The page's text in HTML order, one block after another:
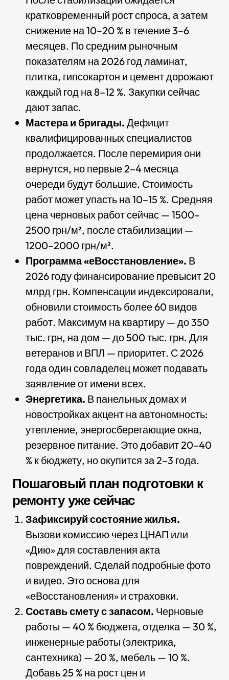
кратковременный рост спроса, а затем
снижение на 10–20 % в течение 3–6
месяцев. По средним рыночным
показателям на 2026 год ламинат,
плитка, гипсокартон и цемент дорожают
каждый год на 8–12 %. Закупки сейчас
дают запас.
Мастера и бригады. Дефицит
квалифицированных специалистов
продолжается. После перемирия они
вернутся, но первые 2–4 месяца
очереди будут большие. Стоимость
работ может упасть на 10–15 %. Средняя
цена черновых работ сейчас — 1500–
2500 грн/м², после стабилизации —
1200–2000 грн/м².
Программа «еВосстановление». В
2026 году финансирование превысит 20
млрд грн. Компенсации индексировали,
обновили стоимость более 60 видов
работ. Максимум на квартиру — до 350
тыс. грн, на дом — до 500 тыс. грн. Для
ветеранов и ВПЛ — приоритет. С 2026
года один совладелец может подавать
заявление от имени всех.
Энергетика. В панельных домах и
новостройках акцент на автономность:
утепление, энергосберегающие окна,
резервное питание. Это добавит 20–40
% к бюджету, но окупится за 2–3 года.
Пошаговый план подготовки к
ремонту уже сейчас
Зафиксируй состояние жилья.
Вызови комиссию через ЦНАП или
«Дию» для составления акта
повреждений. Сделай подробные фото
и видео. Это основа для
«еВосстановления» и страховки.
Составь смету с запасом. Черновые
работы — 40 % бюджета, отделка — 30 %,
инженерные работы (электрика,
сантехника) — 20 %, мебель — 10 %.
Добавь 25 % на рост цен и